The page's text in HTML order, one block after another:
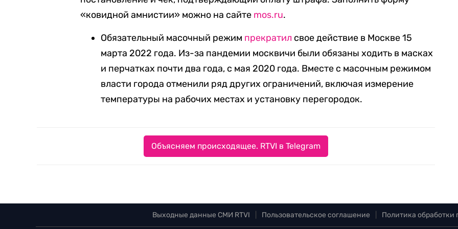
«ковидной амнистии» можно на сайте mos.ru.
Обязательный масочный режим прекратил свое действие в Москве 15
марта 2022 года. Из-за пандемии москвичи были обязаны ходить в масках
и перчатках почти два года, с мая 2020 года. Вместе с масочным режимом
власти города отменили ряд других ограничений, включая измерение
температуры на рабочих местах и установку перегородок.
Объясняем происходящее. RTVI в Telegram
Выходные данные СМИ RTVI Пользовательское соглашение Политика